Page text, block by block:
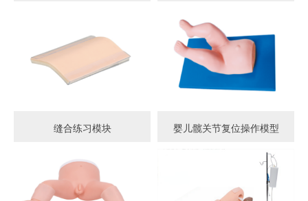
缝合练习模块 婴儿髋关节复位操作模型